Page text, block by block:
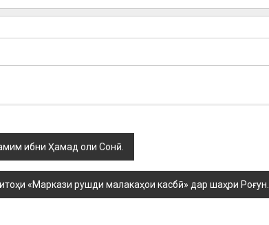
ибни Ҳамад оли Сонӣ.
«Маркази рушди малакаҳои касбӣ» дар шаҳри Роғун.